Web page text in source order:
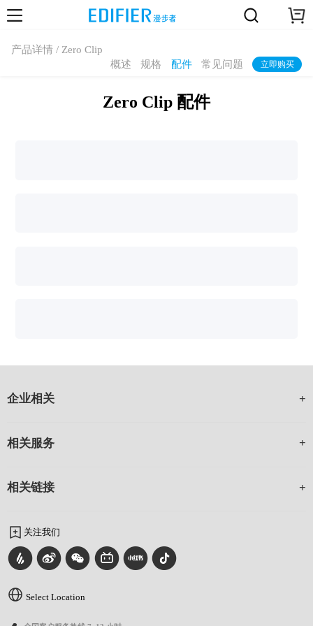
产品详情 / Zero Clip
概述
规格 配件 常见问题 立即购买
Zero Clip 配件
企业相关
相关服务
相关链接
关注我们
Select Location